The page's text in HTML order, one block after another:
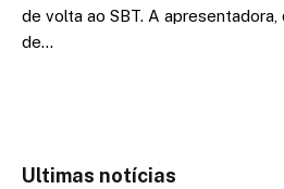
de volta ao SBT. A apresentadora,
de…
Ultimas notícias